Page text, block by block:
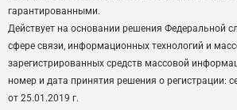
гарантированными.
Действует на основании решения Федеральной
сфере связи, информационных технологий и
зарегистрированных средств массовой
номер и дата принятия решения о регистрации:
от 25.01.2019 г.